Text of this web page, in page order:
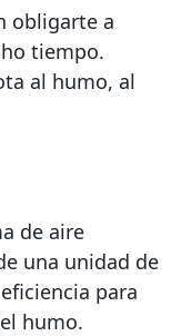
obligarte a
tiempo.
al humo, al
de aire
una unidad de
para
humo.